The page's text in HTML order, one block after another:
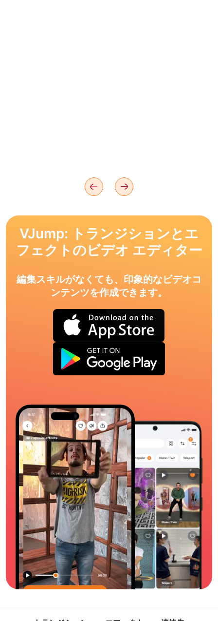
VJump: トランジションとエ
フェクトのビデオ エディター
編集スキルがなくても、印象的なビデオコ
ンテンツを作成できます。